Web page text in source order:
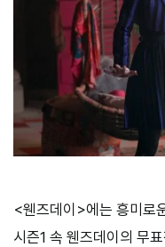
<웬즈데이>에는 흥미로
시즌1 속 웬즈데이의 무